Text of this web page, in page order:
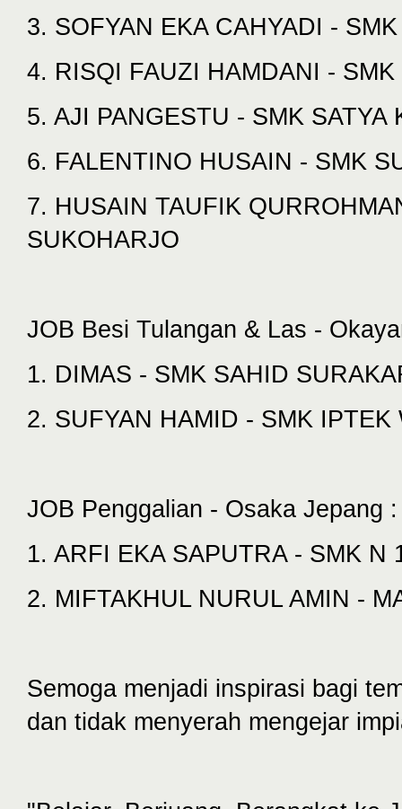
3. SOFYAN EKA CAHYADI -
4. RISQI FAUZI HAMDANI -
5. AJI PANGESTU - SMK SATYA
6. FALENTINO HUSAIN - SMK
7. HUSAIN TAUFIK
SUKOHARJO
JOB Besi Tulangan & Las -
1. DIMAS - SMK SAHID
2. SUFYAN HAMID - SMK IPTEK
JOB Penggalian - Osaka Jepang :
1. ARFI EKA SAPUTRA - SMK N
2. MIFTAKHUL NURUL AMIN -
Semoga menjadi inspirasi bagi
dan tidak menyerah mengejar